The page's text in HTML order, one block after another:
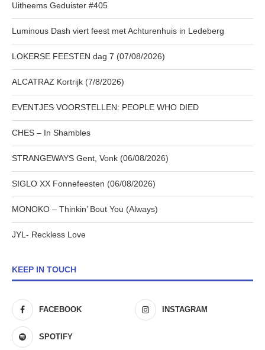
Uitheems Geduister #405
Luminous Dash viert feest met Achturenhuis in Ledeberg
LOKERSE FEESTEN dag 7 (07/08/2026)
ALCATRAZ Kortrijk (7/8/2026)
EVENTJES VOORSTELLEN: PEOPLE WHO DIED
CHES – In Shambles
STRANGEWAYS Gent, Vonk (06/08/2026)
SIGLO XX Fonnefeesten (06/08/2026)
MONOKO – Thinkin’ Bout You (Always)
JYL- Reckless Love
KEEP IN TOUCH
FACEBOOK INSTAGRAM
SPOTIFY